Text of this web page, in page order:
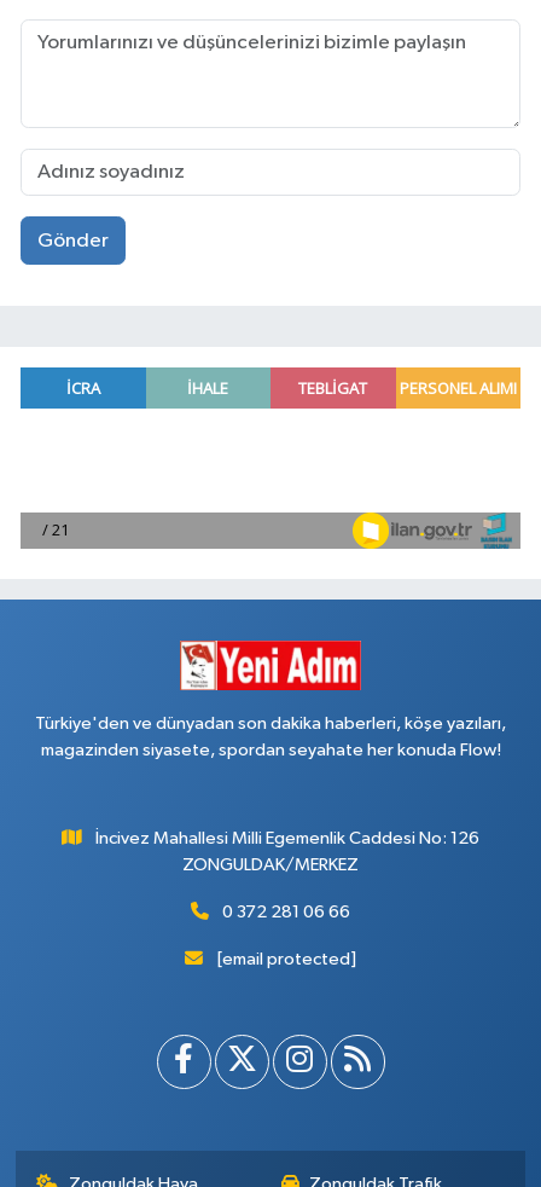
Gönder
Türkiye'den ve dünyadan son dakika haberleri, köşe yazıları,
magazinden siyasete, spordan seyahate her konuda Flow!
İncivez Mahallesi Milli Egemenlik Caddesi No: 126
ZONGULDAK/MERKEZ
0 372 281 06 66
[email protected]